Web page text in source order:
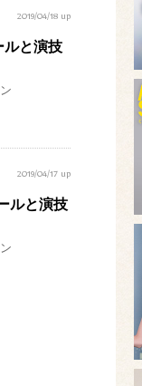
2019/04/18 up
ルと演技
2019/04/17 up
ルと演技